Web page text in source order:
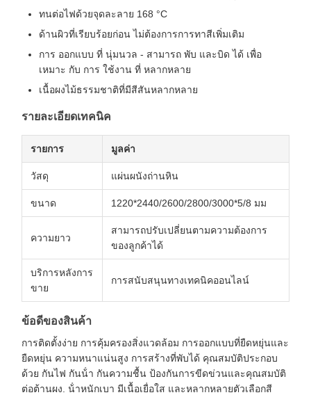
ทนต่อไฟด้วยจุดละลาย 168 °C
ด้านผิวที่เรียบร้อยก่อน ไม่ต้องการการทาสีเพิ่มเติม
การ ออกแบบ ที่ นุ่มนวล - สามารถ พับ และบิด ได้ เพื่อ
เหมาะ กับ การ ใช้งาน ที่ หลากหลาย
เนื้อผงไม้ธรรมชาติที่มีสีสันหลากหลาย
รายละเอียดเทคนิค
รายการ มูลค่า
วัสดุ แผ่นผนังถ่านหิน
ขนาด 1220*2440/2600/2800/3000*5/8 มม
ความยาว
สามารถปรับเปลี่ยนตามความต้องการ
ของลูกค้าได้
บริการหลังการ
ขาย
การสนับสนุนทางเทคนิคออนไลน์
ข้อดีของสินค้า
การติดตั้งง่าย การคุ้มครองสิ่งแวดล้อม การออกแบบที่ยืดหยุ่นและ
ยืดหยุ่น ความหนาแน่นสูง การสร้างที่พับได้ คุณสมบัติประกอบ
ด้วย กันไฟ กันน้ํา กันความชื้น ป้องกันการขีดข่วนและคุณสมบัติ
ต่อต้านผง. น้ําหนักเบา มีเนื้อเยื่อใส และหลากหลายตัวเลือกสี